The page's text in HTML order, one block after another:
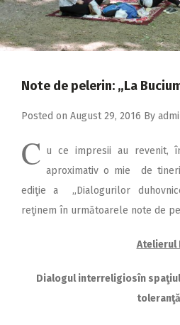
2020
2019
2017
2016
2015
2014
2013
Note de pelerin: „La
Posted on August 29, 2016 By
C u ce impresii au revenit,
aproxi­mativ o mie de
ediţie a „Dialogurilor
reţinem în următoarele note de
Atelierul
Dialogul interreligiosîn spaţiul
toleranţă